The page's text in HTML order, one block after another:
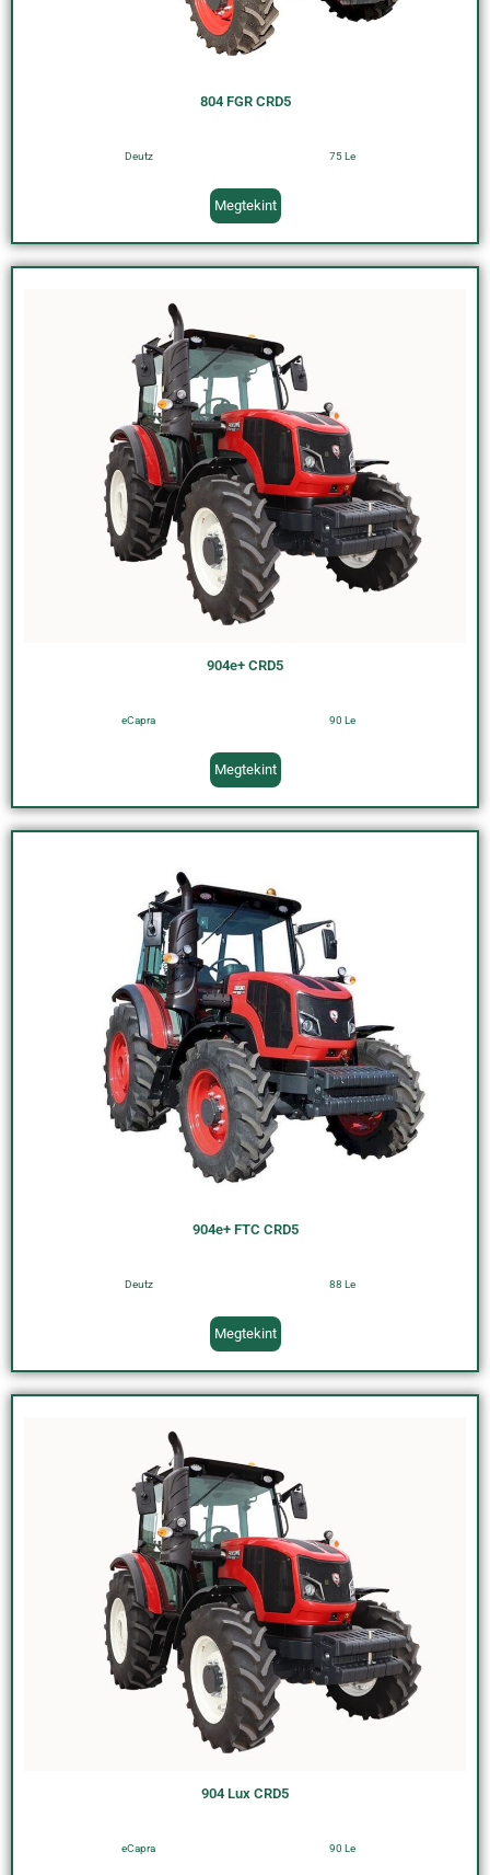
804 FGR CRD5
Deutz 75 Le
Megtekint
904e+ CRD5
eCapra 90 Le
Megtekint
904e+ FTC CRD5
Deutz 88 Le
Megtekint
904 Lux CRD5
eCapra 90 Le